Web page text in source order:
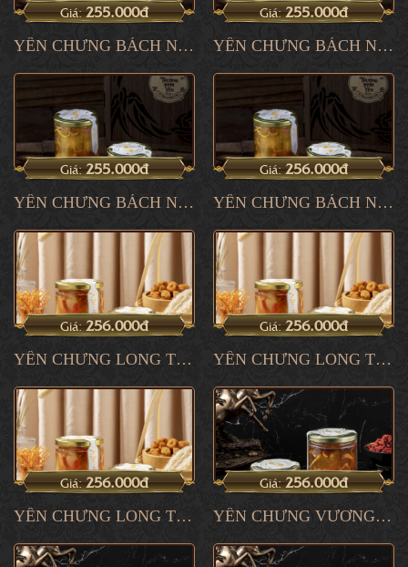
Giá:255.000đ
YẾN CHƯNG BÁCH NIÊN 4
Giá:255.000đ
YẾN CHƯNG BÁCH NIÊN 3
Giá:255.000đ
YẾN CHƯNG BÁCH NIÊN 2
Giá:256.000đ
YẾN CHƯNG BÁCH NIÊN 1
Giá:256.000đ
YẾN CHƯNG LONG THAI 3
Giá:256.000đ
YẾN CHƯNG LONG THAI 2
Giá:256.000đ
YẾN CHƯNG LONG THAI 1
Giá:256.000đ
YẾN CHƯNG VƯƠNG DƯỢC 3